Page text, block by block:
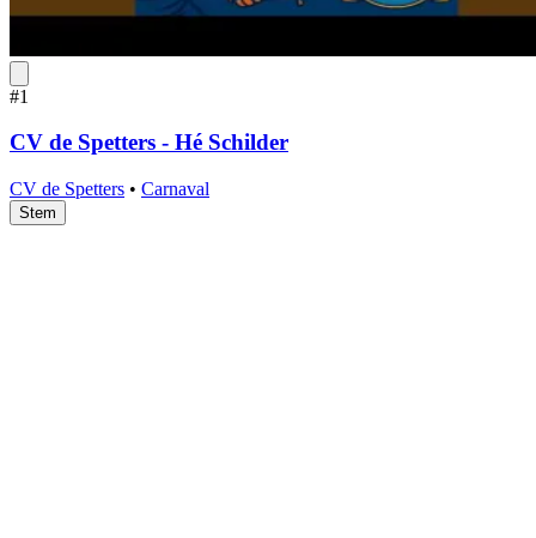
#1
CV de Spetters - Hé Schilder
CV de Spetters • Carnaval
Stem